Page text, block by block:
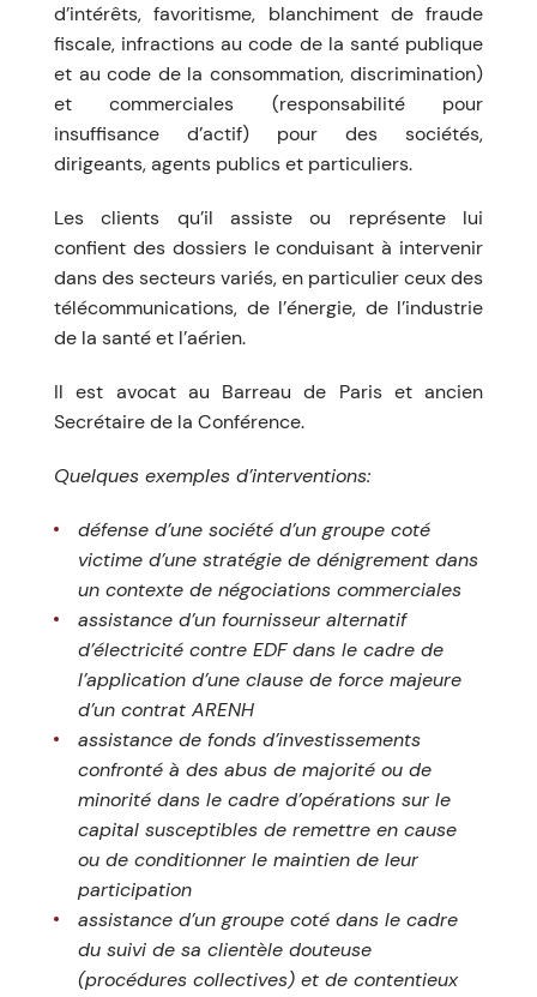
d’intérêts, favoritisme, blanchiment de fraude
fiscale, infractions au code de la santé publique
et au code de la consommation, discrimination)
et commerciales (responsabilité pour
insuffisance d’actif) pour des sociétés,
dirigeants, agents publics et particuliers.
Les clients qu’il assiste ou représente lui
confient des dossiers le conduisant à intervenir
dans des secteurs variés, en particulier ceux des
télécommunications, de l’énergie, de l’industrie
de la santé et l’aérien.
Il est avocat au Barreau de Paris et ancien
Secrétaire de la Conférence.
Quelques exemples d’interventions:
défense d’une société d’un groupe coté
victime d’une stratégie de dénigrement dans
un contexte de négociations commerciales
assistance d’un fournisseur alternatif
d’électricité contre EDF dans le cadre de
l’application d’une clause de force majeure
d’un contrat ARENH
assistance de fonds d’investissements
confronté à des abus de majorité ou de
minorité dans le cadre d’opérations sur le
capital susceptibles de remettre en cause
ou de conditionner le maintien de leur
participation
assistance d’un groupe coté dans le cadre
du suivi de sa clientèle douteuse
(procédures collectives) et de contentieux